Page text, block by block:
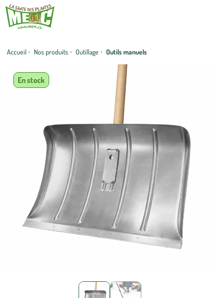
Accueil · Nos produits · Outillage · Outils manuels
En stock